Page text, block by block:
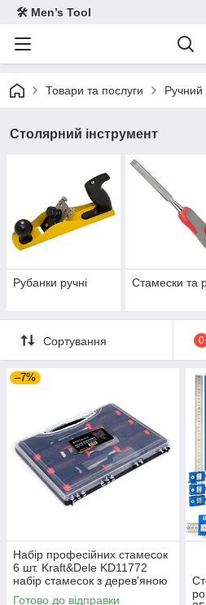
🛠 Men’s Tool
Товари та послуги Ручний
Столярний інструмент
Рубанки ручні Стамески та
Сортування 0
–7%
Набір професійних стамесок
6 шт. Kraft&Dele KD11772
набір стамесок з дерев'яною
ручкою
Готово до відправки